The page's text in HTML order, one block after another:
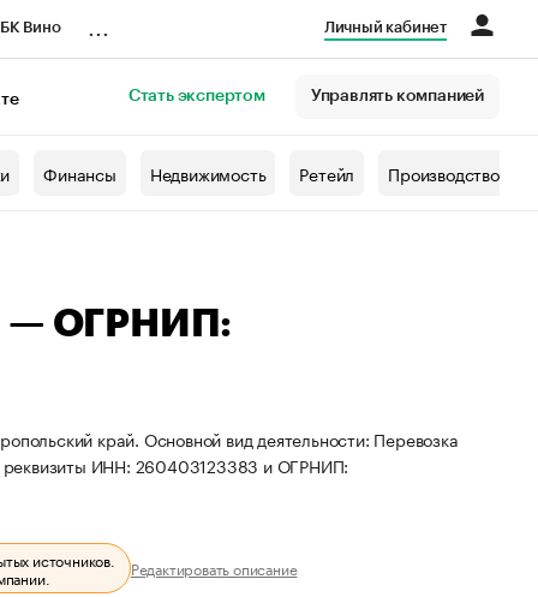
Вино Личный кабинет
Стать экспертом Управлять компанией
Финансы Недвижимость Ретейл Производство
— ОГРНИП:
край. Основной вид деятельности: Перевозка
реквизиты ИНН: 260403123383 и ОГРНИП:
источников.
Редактировать описание